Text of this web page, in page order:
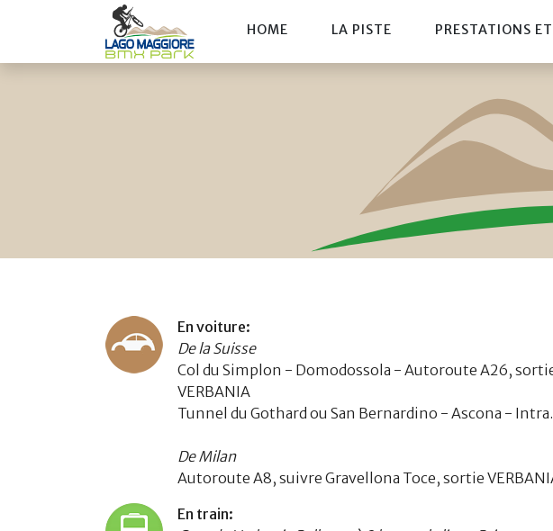
HOME LA PISTE PRESTATIONS
En voiture:
De la Suisse
Col du Simplon - Domodossola - Autoroute A26,
VERBANIA
Tunnel du Gothard ou San Bernardino - Ascona - Intra.
De Milan
Autoroute A8, suivre Gravellona Toce, sortie
En train: